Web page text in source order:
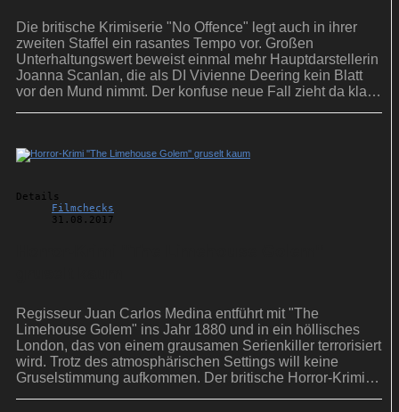
Die britische Krimiserie "No Offence" legt auch in ihrer
zweiten Staffel ein rasantes Tempo vor. Großen
Unterhaltungswert beweist einmal mehr Hauptdarstellerin
Joanna Scanlan, die als DI Vivienne Deering kein Blatt
vor den Mund nimmt. Der konfuse neue Fall zieht da klar
Details
Filmchecks
31.08.2017
Regisseur Juan Carlos Medina entführt mit "The
Limehouse Golem" ins Jahr 1880 und in ein höllisches
London, das von einem grausamen Serienkiller terrorisiert
wird. Trotz des atmosphärischen Settings will keine
Gruselstimmung aufkommen. Der britische Horror-Krimi